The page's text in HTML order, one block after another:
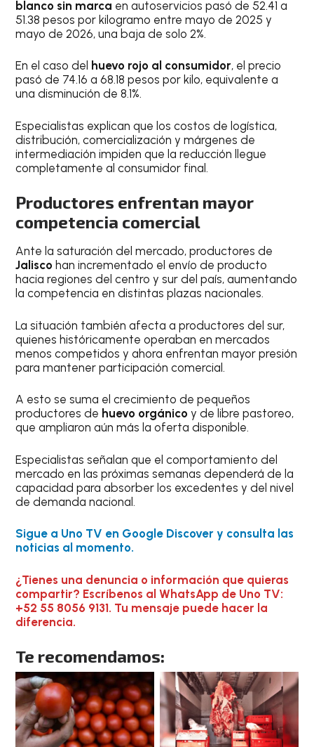
blanco sin marca en autoservicios pasó de 52.41 a
51.38 pesos por kilogramo entre mayo de 2025 y
mayo de 2026, una baja de solo 2%.
En el caso del huevo rojo al consumidor, el precio
pasó de 74.16 a 68.18 pesos por kilo, equivalente a
una disminución de 8.1%.
Especialistas explican que los costos de logística,
distribución, comercialización y márgenes de
intermediación impiden que la reducción llegue
completamente al consumidor final.
Productores enfrentan mayor
competencia comercial
Ante la saturación del mercado, productores de
Jalisco han incrementado el envío de producto
hacia regiones del centro y sur del país, aumentando
la competencia en distintas plazas nacionales.
La situación también afecta a productores del sur,
quienes históricamente operaban en mercados
menos competidos y ahora enfrentan mayor presión
para mantener participación comercial.
A esto se suma el crecimiento de pequeños
productores de huevo orgánico y de libre pastoreo,
que ampliaron aún más la oferta disponible.
Especialistas señalan que el comportamiento del
mercado en las próximas semanas dependerá de la
capacidad para absorber los excedentes y del nivel
de demanda nacional.
Sigue a Uno TV en Google Discover y consulta las
noticias al momento.
¿Tienes una denuncia o información que quieras
compartir? Escríbenos al WhatsApp de Uno TV:
+52 55 8056 9131. Tu mensaje puede hacer la
diferencia.
Te recomendamos: